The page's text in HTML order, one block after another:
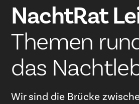
NachtRat
Themen
das
Wir sind die Brücke